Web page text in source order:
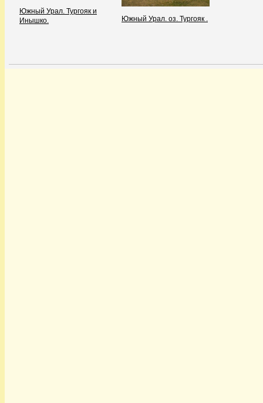
Южный Урал. Тургояк и
Инышко.
Южный Урал. оз. Тургояк .